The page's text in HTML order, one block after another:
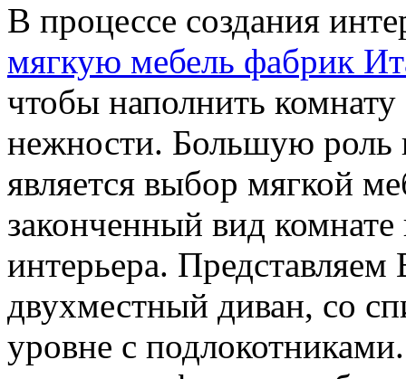
В процессе создания
мягкую мебель фабрик
чтобы наполнить
нежности. Большую роль
является выбор мягкой
законченный вид
интерьера.
двухместный диван, со
уровне с